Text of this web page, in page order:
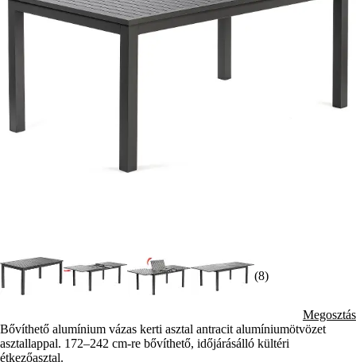
(8)
Megosztás
Bővíthető alumínium vázas kerti asztal antracit alumíniumötvözet
asztallappal. 172–242 cm-re bővíthető, időjárásálló kültéri
étkezőasztal.